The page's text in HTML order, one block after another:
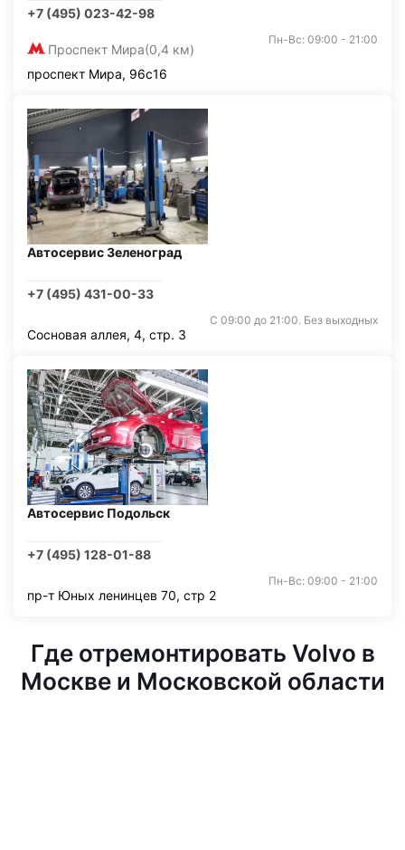
+7 (495) 023-42-98
Проспект Мира(0,4 км)
Пн-Вс: 09:00 - 21:00
проспект Мира, 96с16
Автосервис Зеленоград
+7 (495) 431-00-33
С 09:00 до 21:00. Без выходных
Сосновая аллея, 4, стр. 3
Автосервис Подольск
+7 (495) 128-01-88
Пн-Вс: 09:00 - 21:00
пр-т Юных ленинцев 70, стр 2
Где отремонтировать Volvo в
Москве и Московской области